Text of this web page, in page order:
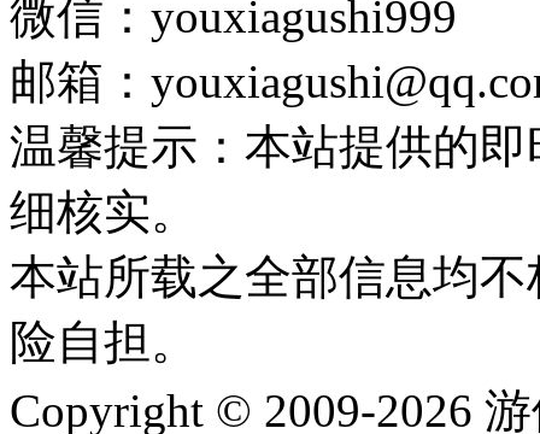
微信：youxiagushi999
邮箱：
温馨提示：本站提供的
细核实。
本站所载之全部信息均
险自担。
Copyright © 2009-2026